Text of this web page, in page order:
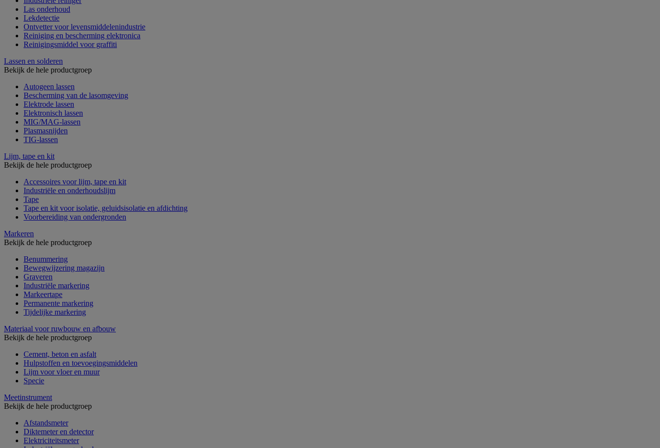
Las onderhoud
Lekdetectie
Ontvetter voor levensmiddelenindustrie
Reiniging en bescherming elektronica
Reinigingsmiddel voor graffiti
Lassen en solderen
Bekijk de hele productgroep
Autogeen lassen
Bescherming van de lasomgeving
Elektrode lassen
Elektronisch lassen
MIG/MAG-lassen
Plasmasnijden
TIG-lassen
Lijm, tape en kit
Bekijk de hele productgroep
Accessoires voor lijm, tape en kit
Industriële en onderhoudslijm
Tape
Tape en kit voor isolatie, geluidsisolatie en afdichting
Voorbereiding van ondergronden
Markeren
Bekijk de hele productgroep
Benummering
Bewegwijzering magazijn
Graveren
Industriële markering
Markeertape
Permanente markering
Tijdelijke markering
Materiaal voor ruwbouw en afbouw
Bekijk de hele productgroep
Cement, beton en asfalt
Hulpstoffen en toevoegingsmiddelen
Lijm voor vloer en muur
Specie
Meetinstrument
Bekijk de hele productgroep
Afstandsmeter
Diktemeter en detector
Elektriciteitsmeter